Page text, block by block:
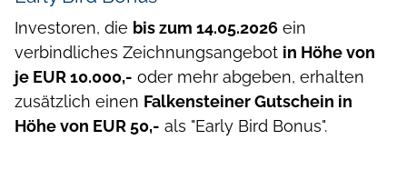
Investoren, die bis zum 14.05.2026 ein
verbindliches Zeichnungsangebot in Höhe von
je EUR 10.000,- oder mehr abgeben, erhalten
zusätzlich einen Falkensteiner Gutschein in
Höhe von EUR 50,- als "Early Bird Bonus".